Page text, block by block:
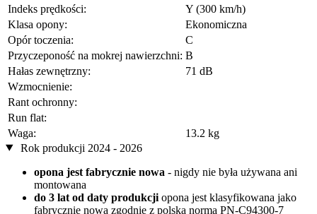
Indeks prędkości:
Y (300 km/h)
Klasa opony:
Ekonomiczna
Opór toczenia:
C
Przyczeponość na mokrej nawierzchni: B
Hałas zewnętrzny:
71 dB
Wzmocnienie:
Rant ochronny:
Run flat:
Waga:
13.2 kg
Rok produkcji 2024 - 2026
opona jest fabrycznie nowa - nigdy nie była używana ani
montowana
do 3 lat od daty produkcji opona jest klasyfikowana jako
fabrycznie nowa zgodnie z polską normą PN-C94300-7